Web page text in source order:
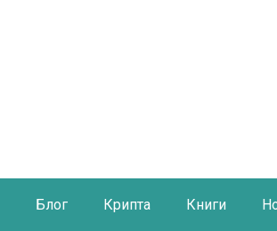
Блог Крипта Книги